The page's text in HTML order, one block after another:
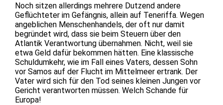
Noch sitzen allerdings mehrere Dutzend andere
Geflüchteter im Gefängnis, allein auf Teneriffa. Wegen
angeblichen Menschenhandels, der oft nur damit
begründet wird, dass sie beim Steuern über den
Atlantik Verantwortung übernahmen. Nicht, weil sie
etwa Geld dafür bekommen hätten. Eine klassische
Schuldumkehr, wie im Fall eines Vaters, dessen Sohn
vor Samos auf der Flucht im Mittelmeer ertrank. Der
Vater wird sich für den Tod seines kleinen Jungen vor
Gericht verantworten müssen. Welch Schande für
Europa!